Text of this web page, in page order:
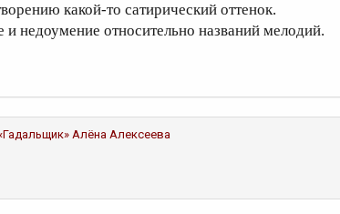
какой-то сатирический оттенок.
недоумение относительно названий мелодий.
Алёна Алексеева